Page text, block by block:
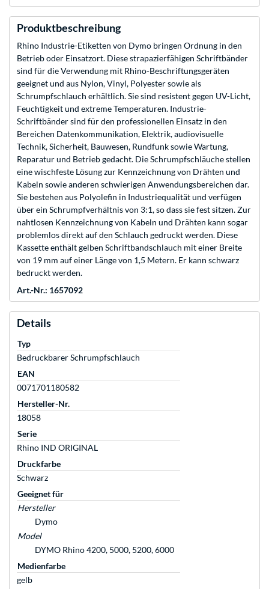
Produktbeschreibung
Rhino Industrie-Etiketten von Dymo bringen Ordnung in den
Betrieb oder Einsatzort. Diese strapazierfähigen Schriftbänder
sind für die Verwendung mit Rhino-Beschriftungsgeräten
geeignet und aus Nylon, Vinyl, Polyester sowie als
Schrumpfschlauch erhältlich. Sie sind resistent gegen UV-Licht,
Feuchtigkeit und extreme Temperaturen. Industrie-
Schriftbänder sind für den professionellen Einsatz in den
Bereichen Datenkommunikation, Elektrik, audiovisuelle
Technik, Sicherheit, Bauwesen, Rundfunk sowie Wartung,
Reparatur und Betrieb gedacht. Die Schrumpfschläuche stellen
eine wischfeste Lösung zur Kennzeichnung von Drähten und
Kabeln sowie anderen schwierigen Anwendungsbereichen dar.
Sie bestehen aus Polyolefin in Industriequalität und verfügen
über ein Schrumpfverhältnis von 3:1, so dass sie fest sitzen. Zur
nahtlosen Kennzeichnung von Kabeln und Drähten kann sogar
problemlos direkt auf den Schlauch gedruckt werden. Diese
Kassette enthält gelben Schriftbandschlauch mit einer Breite
von 19 mm auf einer Länge von 1,5 Metern. Er kann schwarz
bedruckt werden.
Art.-Nr.: 1657092
Details
Typ
Bedruckbarer Schrumpfschlauch
EAN
0071701180582
Hersteller-Nr.
18058
Serie
Rhino IND ORIGINAL
Druckfarbe
Schwarz
Geeignet für
Hersteller
Dymo
Model
DYMO Rhino 4200, 5000, 5200, 6000
Medienfarbe
gelb